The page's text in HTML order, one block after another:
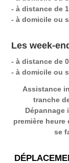
- à distance de
- à domicile ou
Les week-
- à distance de
- à domicile ou
Assistance
tranche
Dépannage
première
se